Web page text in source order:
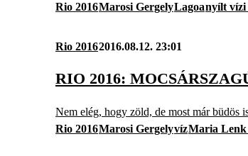
Rio 2016Marosi GergelyLagoanyílt vízi
Rio 20162016.08.12. 23:01
RIO 2016:
Nem elég, hogy zöld, de most már büdös
Rio 2016Marosi GergelyvízMaria Lenk